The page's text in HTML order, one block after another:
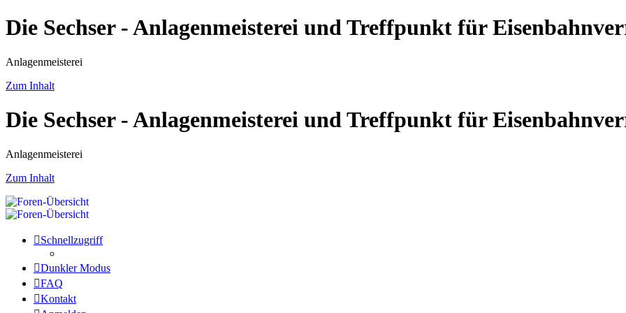
Die Sechser - Anlagenmeisterei und Treffpunkt für
Anlagenmeisterei
Zum Inhalt
Die Sechser - Anlagenmeisterei und Treffpunkt für
Anlagenmeisterei
Zum Inhalt
Schnellzugriff
Dunkler Modus
FAQ
Kontakt